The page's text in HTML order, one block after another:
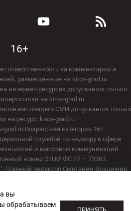
16+
ответственность за комментарии и
размещенные на kirov-grad.ru
интернет-ресурсах допускается только
на kirov-grad.ru
настоящего СМИ допускается только
на ресурс: kirov-grad.ru
grad.ru Возрастная категория 16+
службой по надзору в сфере
и массовых коммуникаций
номер ЭЛ № ФС 77 — 73263.
Главный редактор Сметанин Владимир
область, г. Киров, ул. Московская, д.
редакции: (8332) 211-101
вы
обрабатываем